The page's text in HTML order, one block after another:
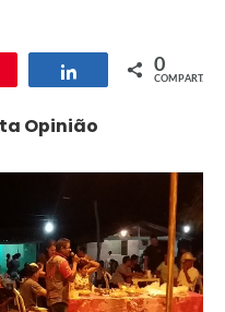
Compartilhar
0
COMPART.
Opinião